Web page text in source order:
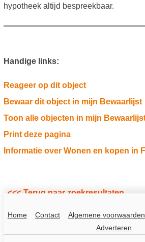
hypotheek altijd bespreekbaar.
Handige links:
Reageer op dit object
Bewaar dit object in mijn Bewaarlijst
Toon alle objecten in mijn
Print deze pagina
Informatie over Wonen en kopen in
<<< Terug naar zoekresultaten
Home Contact
Algemene voorwaarden
Adverteren